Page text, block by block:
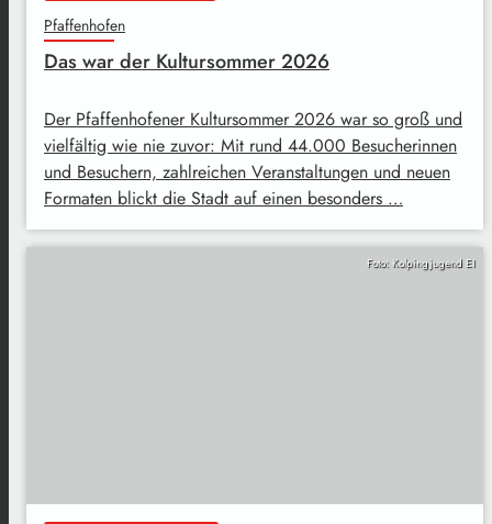
Pfaffenhofen
Das war der Kultursommer 2026
Der Pfaffenhofener Kultursommer 2026 war so groß und
vielfältig wie nie zuvor: Mit rund 44.000 Besucherinnen
und Besuchern, zahlreichen Veranstaltungen und neuen
Formaten blickt die Stadt auf einen besonders …
Foto: Kolpingjugend EI